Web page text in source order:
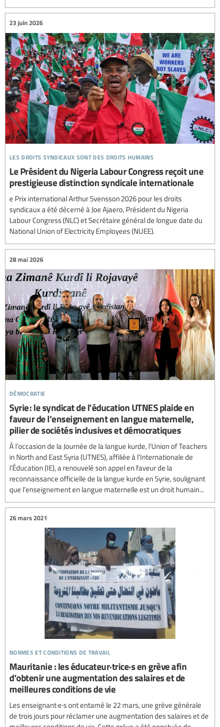
les droits syndicaux sont des droits humains
23 juin 2026
Le Président du Nigeria Labour Congress reçoit une
prestigieuse distinction syndicale internationale
e Prix international Arthur Svensson 2026 pour les droits
syndicaux a été décerné à Joe Ajaero, Président du Nigeria
Labour Congress (NLC) et Secrétaire général de longue date du
National Union of Electricity Employees (NUEE).
démocratie
28 mai 2026
Syrie : le syndicat de l'éducation UTNES plaide en
faveur de l’enseignement en langue maternelle,
pilier de sociétés inclusives et démocratiques
À l’occasion de la Journée de la langue kurde, l’Union of Teachers
in North and East Syria (UTNES), affiliée à l’Internationale de
l’Éducation (IE), a renouvelé son appel en faveur de la
reconnaissance officielle de la langue kurde en Syrie, soulignant
que l’enseignement en langue maternelle est un droit humain...
normes et conditions de travail
26 mars 2021
Mauritanie : les éducateur·trice·s en grève afin
d’obtenir une augmentation des salaires et de
meilleures conditions de vie
Les enseignant·e·s ont entamé le 22 mars, une grève générale
de trois jours pour réclamer une augmentation des salaires et de